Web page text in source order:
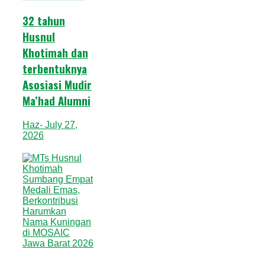
32 tahun
Husnul
Khotimah dan
terbentuknya
Asosiasi Mudir
Ma’had Alumni
Haz- July 27,
2026